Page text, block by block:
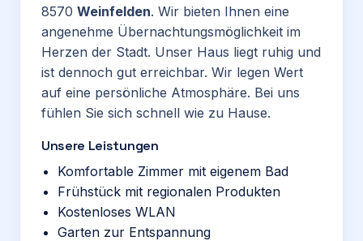
8570 Weinfelden. Wir bieten Ihnen eine
angenehme Übernachtungsmöglichkeit im
Herzen der Stadt. Unser Haus liegt ruhig und
ist dennoch gut erreichbar. Wir legen Wert
auf eine persönliche Atmosphäre. Bei uns
fühlen Sie sich schnell wie zu Hause.
Unsere Leistungen
Komfortable Zimmer mit eigenem Bad
Frühstück mit regionalen Produkten
Kostenloses WLAN
Garten zur Entspannung